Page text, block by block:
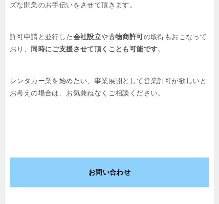
ズな開業のお手伝いをさせて頂きます。
許可申請と並行した会社設立や古物商許可の取得もおこなって
おり、
同時にご支援させて頂くことも可能です。
レンタカー業を始めたい、事業展開として営業許可が欲しいと
お考えの場合は、お気兼ねなくご相談ください。
お問い合わせ